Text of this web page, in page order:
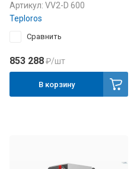
Артикул: VV2-D 600
Teploros
Сравнить
853 288₽/шт
В корзину